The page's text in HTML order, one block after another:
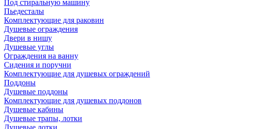
Под стиральную машину
Пьедесталы
Комплектующие для раковин
Душевые ограждения
Двери в нишу
Душевые углы
Ограждения на ванну
Сидения и поручни
Комплектующие для душевых ограждений
Поддоны
Душевые поддоны
Комплектующие для душевых поддонов
Душевые кабины
Душевые трапы, лотки
Душевые лотки